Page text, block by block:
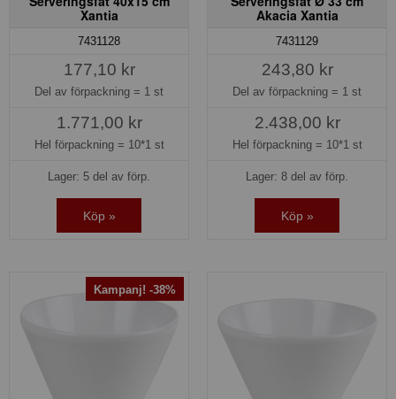
Xantia
7431128
177,10 kr
Del av förpackning = 1 st
1.771,00 kr
Hel förpackning = 10*1 st
Lager: 5 del av förp.
Köp »
Akacia Xantia
7431129
243,80 kr
Del av förpackning = 1 st
2.438,00 kr
Hel förpackning = 10*1 st
Lager: 8 del av förp.
Köp »
Kampanj! -38%